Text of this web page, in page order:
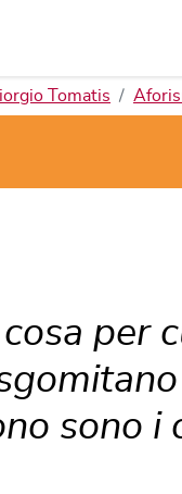
Tomatis
per
sono i